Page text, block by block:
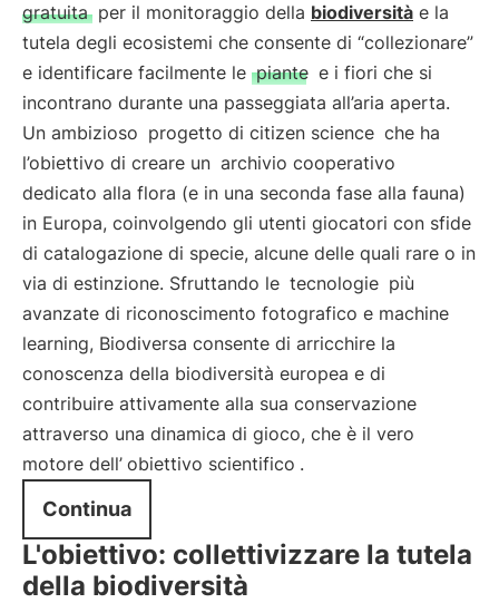
gratuita per il monitoraggio della biodiversità e la
tutela degli ecosistemi che consente di “collezionare”
e identificare facilmente le piante e i fiori che si
incontrano durante una passeggiata all’aria aperta.
Un ambizioso progetto di citizen science che ha
l’obiettivo di creare un archivio cooperativo
dedicato alla flora (e in una seconda fase alla fauna)
in Europa, coinvolgendo gli utenti giocatori con sfide
di catalogazione di specie, alcune delle quali rare o in
via di estinzione. Sfruttando le tecnologie più
avanzate di riconoscimento fotografico e machine
learning, Biodiversa consente di arricchire la
conoscenza della biodiversità europea e di
contribuire attivamente alla sua conservazione
attraverso una dinamica di gioco, che è il vero
motore dell’ obiettivo scientifico .
Continua
L'obiettivo: collettivizzare la tutela
della biodiversità